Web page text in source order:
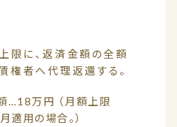
限に、返済金額の全額
権者へ代理返還する。
…18万円 （月額上限
用の場合。）